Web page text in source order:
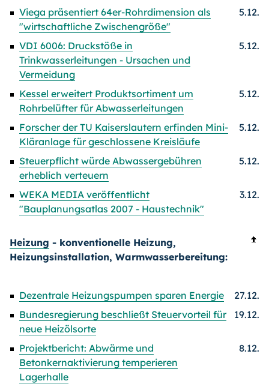
Viega präsentiert 64er-Rohrdimension als
"wirtschaftliche Zwischengröße"
5.12.
VDI 6006: Druckstöße in
Trinkwasserleitungen - Ursachen und
Vermeidung
5.12.
Kessel erweitert Produktsortiment um
Rohrbelüfter für Abwasserleitungen
5.12.
Forscher der TU Kaiserslautern erfinden Mini-
Kläranlage für geschlossene Kreisläufe
5.12.
Steuerpflicht würde Abwassergebühren
erheblich verteuern
5.12.
WEKA MEDIA veröffentlicht
"Bauplanungsatlas 2007 - Haustechnik"
3.12.
Heizung - konventionelle Heizung,
Heizungsinstallation, Warmwasserbereitung:
Dezentrale Heizungspumpen sparen Energie
27.12.
Bundesregierung beschließt Steuervorteil für
neue Heizölsorte
19.12.
Projektbericht: Abwärme und
Betonkernaktivierung temperieren
Lagerhalle
8.12.